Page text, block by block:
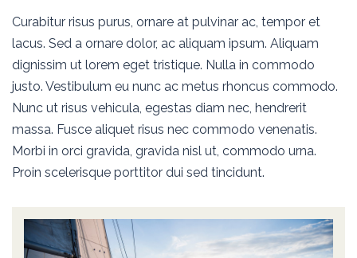
Curabitur risus purus, ornare at pulvinar ac, tempor et
lacus. Sed a ornare dolor, ac aliquam ipsum. Aliquam
dignissim ut lorem eget tristique. Nulla in commodo
justo. Vestibulum eu nunc ac metus rhoncus commodo.
Nunc ut risus vehicula, egestas diam nec, hendrerit
massa. Fusce aliquet risus nec commodo venenatis.
Morbi in orci gravida, gravida nisl ut, commodo urna.
Proin scelerisque porttitor dui sed tincidunt.